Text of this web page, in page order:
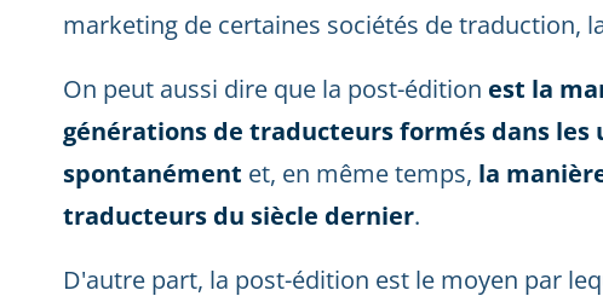
marketing de certaines sociétés de traduction,
On peut aussi dire que la post-édition est la
générations de traducteurs formés dans
spontanément et, en même temps, la
traducteurs du siècle dernier.
D'autre part, la post-édition est le moyen par